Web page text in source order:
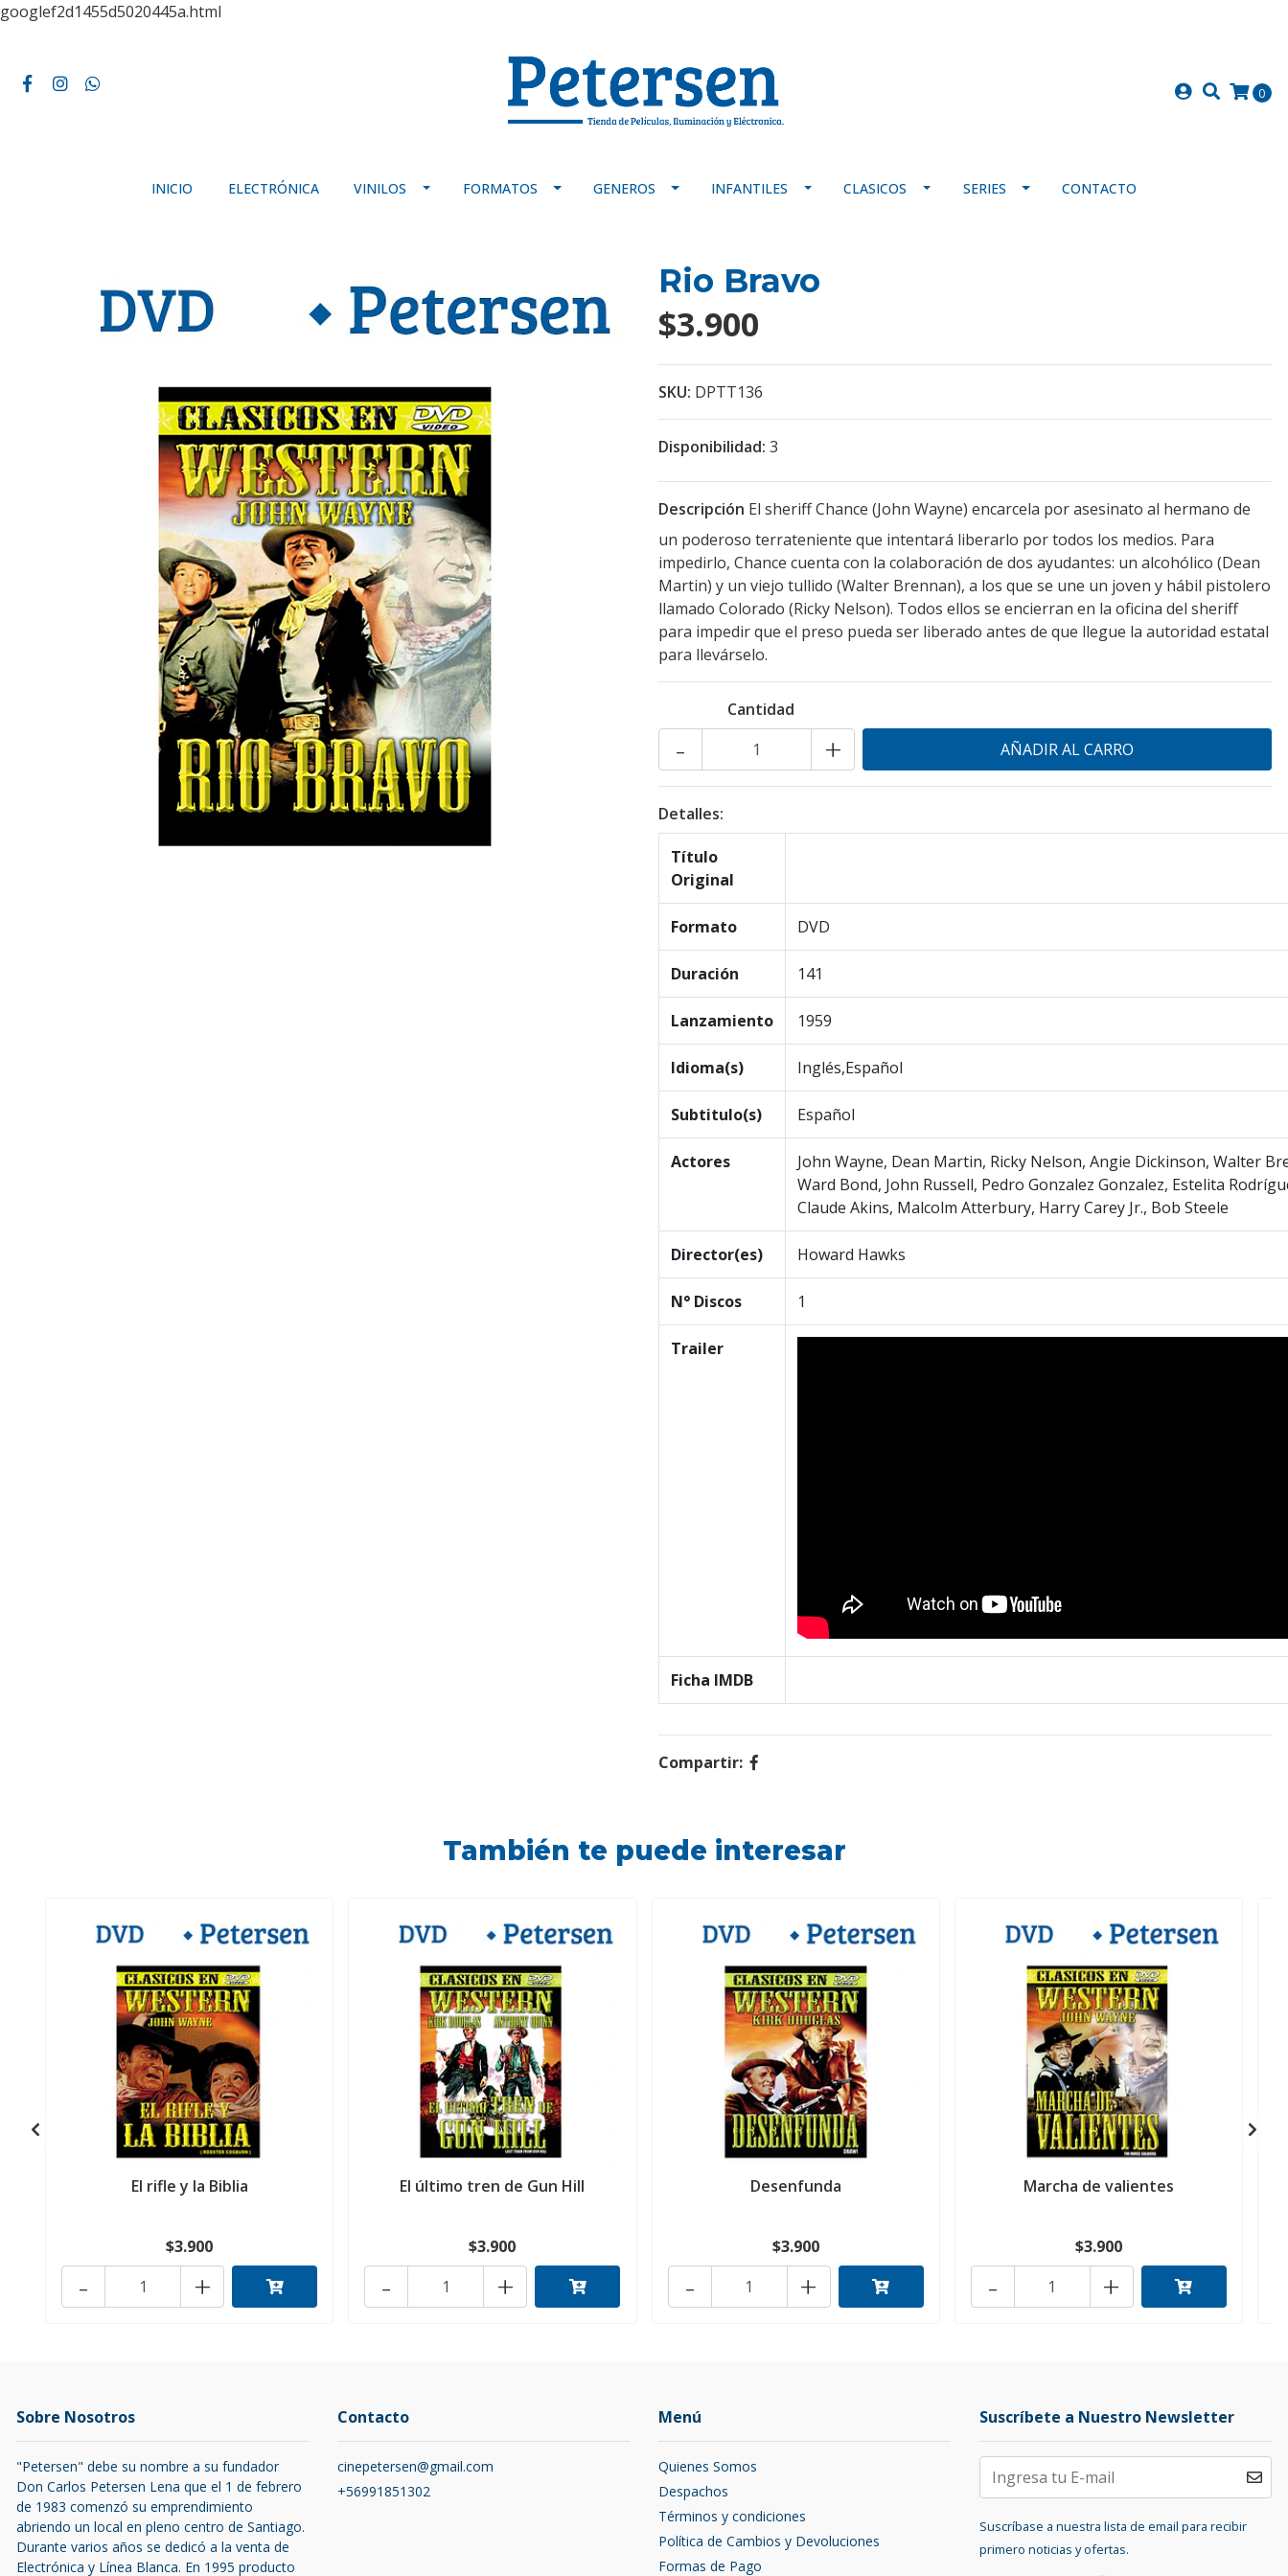
googlef2d1455d5020445a.html
0
INICIO ELECTRÓNICA VINILOS FORMATOS GENEROS INFANTILES CLASICOS SERIES CONTACTO
Rio Bravo
$3.900
SKU: DPTT136
Disponibilidad: 3
Descripción El sheriff Chance (John Wayne) encarcela por asesinato al hermano de
un poderoso terrateniente que intentará liberarlo por todos los medios. Para
impedirlo, Chance cuenta con la colaboración de dos ayudantes: un alcohólico (Dean
Martin) y un viejo tullido (Walter Brennan), a los que se une un joven y hábil pistolero
llamado Colorado (Ricky Nelson). Todos ellos se encierran en la oficina del sheriff
para impedir que el preso pueda ser liberado antes de que llegue la autoridad estatal
para llevárselo.
Cantidad
+
-
Detalles:
Título
Original
Formato DVD
Duración 141
Lanzamiento 1959
Idioma(s) Inglés,Español
Subtitulo(s) Español
Actores
John Wayne, Dean Martin, Ricky Nelson, Angie Dickinson, Walter
Ward Bond, John Russell, Pedro Gonzalez Gonzalez, Estelita
Claude Akins, Malcolm Atterbury, Harry Carey Jr., Bob Steele
Director(es) Howard Hawks
N° Discos 1
Trailer
Ficha IMDB
Compartir:
También te puede interesar
El rifle y la Biblia
$3.900
+
-
El último tren de Gun Hill
$3.900
+
-
Desenfunda
$3.900
+
-
Marcha de valientes
$3.900
+
-
Sobre Nosotros
"Petersen" debe su nombre a su fundador
Don Carlos Petersen Lena que el 1 de febrero
de 1983 comenzó su emprendimiento
abriendo un local en pleno centro de Santiago.
Durante varios años se dedicó a la venta de
Electrónica y Línea Blanca. En 1995 producto
Contacto
cinepetersen@gmail.com
+56991851302
Menú
Quienes Somos
Despachos
Términos y condiciones
Política de Cambios y Devoluciones
Formas de Pago
Suscríbete a Nuestro Newsletter
Suscríbase a nuestra lista de email para recibir
primero noticias y ofertas.